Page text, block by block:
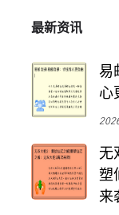
最新资讯
易
心
无
塑
来